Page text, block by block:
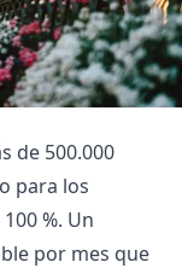
de 500.000
para los
%. Un
por mes que